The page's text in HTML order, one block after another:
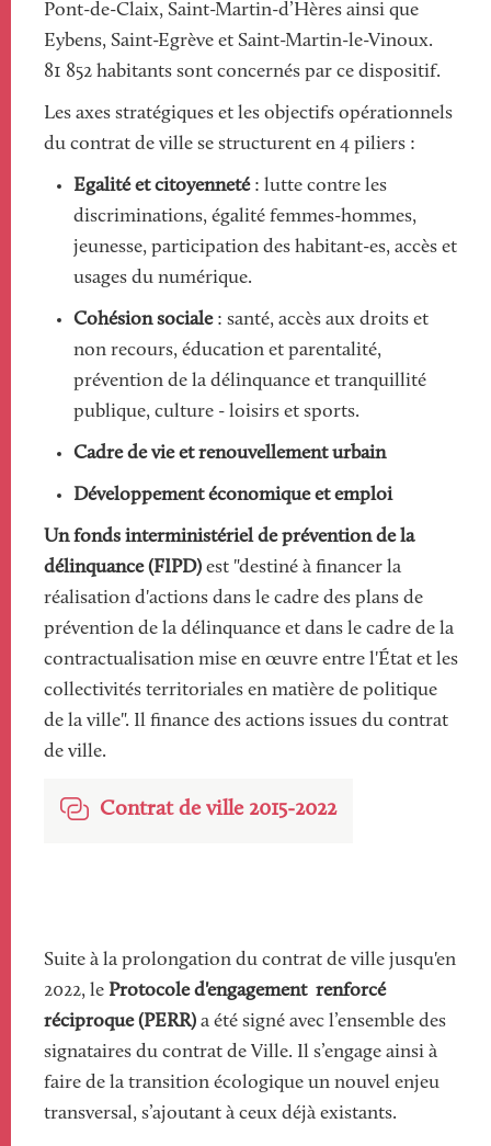
Pont-de-Claix, Saint-Martin-d’Hères ainsi que
Eybens, Saint-Egrève et Saint-Martin-le-Vinoux.
81 852 habitants sont concernés par ce dispositif.
Les axes stratégiques et les objectifs opérationnels
du contrat de ville se structurent en 4 piliers :
Egalité et citoyenneté: lutte contre les
discriminations, égalité femmes-hommes,
jeunesse, participation des habitant-es, accès et
usages du numérique.
Cohésion sociale: santé, accès aux droits et
non recours, éducation et parentalité,
prévention de la délinquance et tranquillité
publique, culture - loisirs et sports.
Cadre de vie et renouvellement urbain
Développement économique et emploi
Un fonds interministériel de prévention de la
délinquance (FIPD) est "destiné à financer la
réalisation d'actions dans le cadre des plans de
prévention de la délinquance et dans le cadre de la
contractualisation mise en œuvre entre l'État et les
collectivités territoriales en matière de politique
de la ville". Il finance des actions issues du contrat
de ville.
Contrat de ville 2015-2022
Suite à la prolongation du contrat de ville jusqu'en
2022, le Protocole d'engagement renforcé
réciproque (PERR) a été signé avec l’ensemble des
signataires du contrat de Ville. Il s’engage ainsi à
faire de la transition écologique un nouvel enjeu
transversal, s’ajoutant à ceux déjà existants.